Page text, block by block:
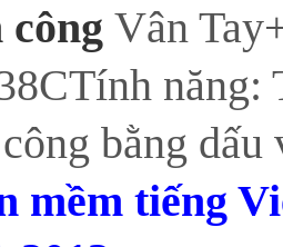
Vân
năng:
bằng
mềm tiếng